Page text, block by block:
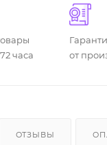
часа
от
ОТЗЫВЫ